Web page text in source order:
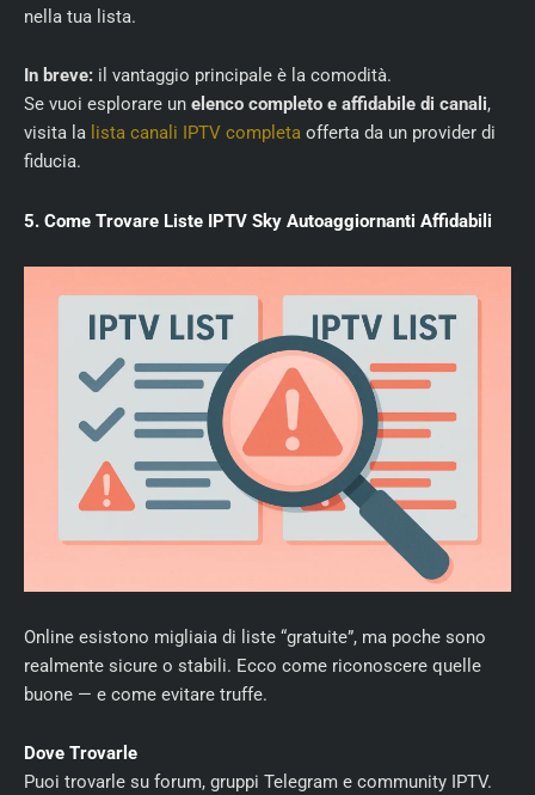
nella tua lista.
In breve: il vantaggio principale è la comodità.
Se vuoi esplorare un elenco completo e affidabile di canali,
visita la lista canali IPTV completa offerta da un provider di
fiducia.
5. Come Trovare Liste IPTV Sky Autoaggiornanti Affidabili
Online esistono migliaia di liste “gratuite”, ma poche sono
realmente sicure o stabili. Ecco come riconoscere quelle
buone — e come evitare truffe.
Dove Trovarle
Puoi trovarle su forum, gruppi Telegram e community IPTV.